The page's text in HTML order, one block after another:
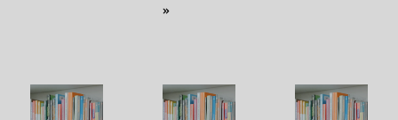
OŚWIATOWA
»